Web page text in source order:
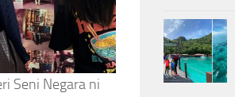
Seni Negara ni